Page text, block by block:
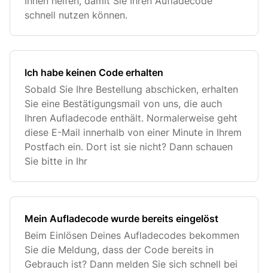
schnell nutzen können.
Ich habe keinen Code erhalten
Sobald Sie Ihre Bestellung abschicken, erhalten
Sie eine Bestätigungsmail von uns, die auch
Ihren Aufladecode enthält. Normalerweise geht
diese E-Mail innerhalb von einer Minute in Ihrem
Postfach ein. Dort ist sie nicht? Dann schauen
Sie bitte in Ihr
Mein Aufladecode wurde bereits eingelöst
Beim Einlösen Deines Aufladecodes bekommen
Sie die Meldung, dass der Code bereits in
Gebrauch ist? Dann melden Sie sich schnell bei